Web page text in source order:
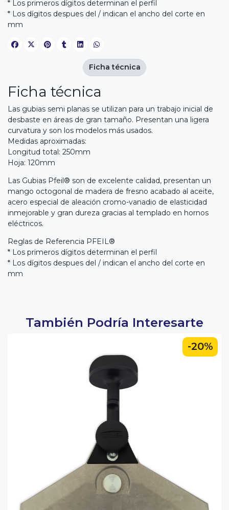
* Los primeros dígitos determinan el perfil
* Los dígitos despues del / indican el ancho del corte en
mm
Ficha técnica
Las gubias semi planas se utilizan para un trabajo inicial de
desbaste en áreas de gran tamaño. Presentan una ligera
curvatura y son los modelos más usados.
Medidas aproximadas:
Longitud total: 250mm
Hoja: 120mm
Las Gubias Pfeil® son de excelente calidad, presentan un
mango octogonal de madera de fresno acabado al aceite,
acero especial de aleación cromo-vanadio de elasticidad
inmejorable y gran dureza gracias al templado en hornos
eléctricos.
Reglas de Referencia PFEIL®
* Los primeros dígitos determinan el perfil
* Los dígitos despues del / indican el ancho del corte en
mm
Ficha técnica
También Podría Interesarte
-20%